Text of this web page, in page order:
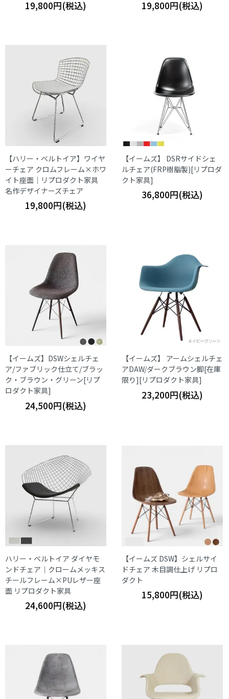
19,800円(税込) 19,800円(税込)
【ハリー・ベルトイア】ワイヤ
ーチェア クロムフレーム×ホワ
イト座面｜リプロダクト家具
名作デザイナーズチェア
19,800円(税込)
【イームズ】 DSRサイドシェ
ルチェア(FRP樹脂製)[リプロダ
クト家具]
36,800円(税込)
【イームズ】DSWシェルチェ
ア/ファブリック仕立て/ブラッ
ク・ブラウン・グリーン[リプ
ロダクト家具]
24,500円(税込)
【イームズ】 アームシェルチェ
アDAW/ダークブラウン脚[在庫
限り][リプロダクト家具]
23,200円(税込)
ハリー・ベルトイア ダイヤモ
ンドチェア｜クロームメッキス
チールフレーム×PUレザー座
面 リプロダクト家具
24,600円(税込)
【イームズ DSW】シェルサイ
ドチェア 木目調仕上げ リプロ
ダクト
15,800円(税込)